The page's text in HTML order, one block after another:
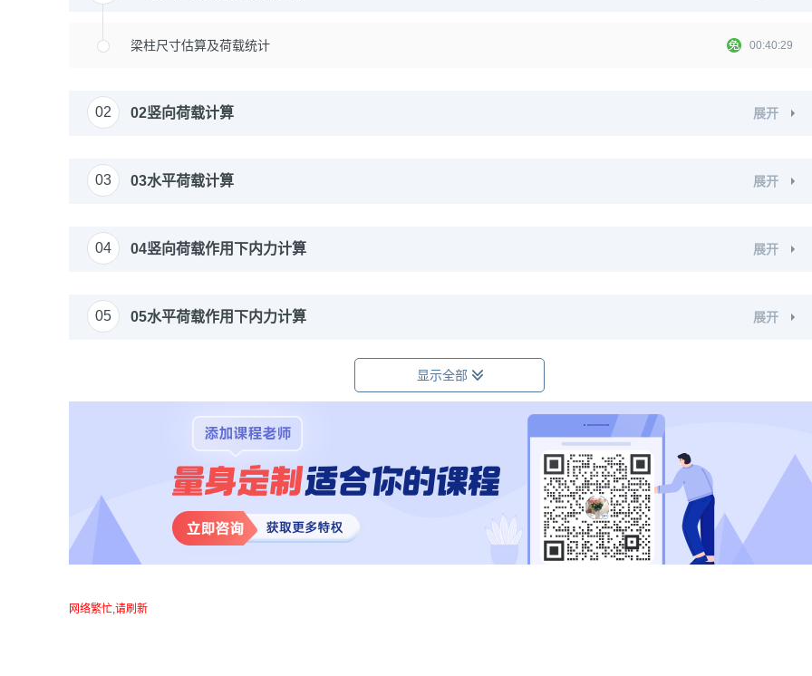
梁柱尺寸估算及荷载统计 00:40:29
02 02竖向荷载计算 展开
03 03水平荷载计算 展开
04 04竖向荷载作用下内力计算 展开
05 05水平荷载作用下内力计算 展开
显示全部
网络繁忙,请刷新